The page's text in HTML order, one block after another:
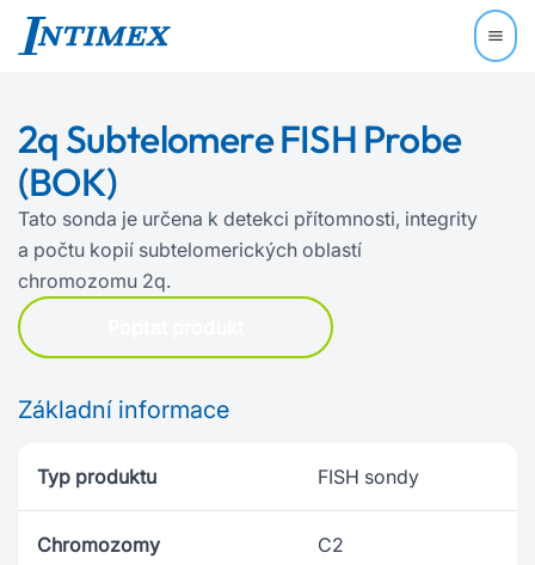
2q Subtelomere FISH Probe
(BOK)
Tato sonda je určena k detekci přítomnosti, integrity
a počtu kopií subtelomerických oblastí
chromozomu 2q.
Základní informace
Typ produktu FISH sondy
Chromozomy C2